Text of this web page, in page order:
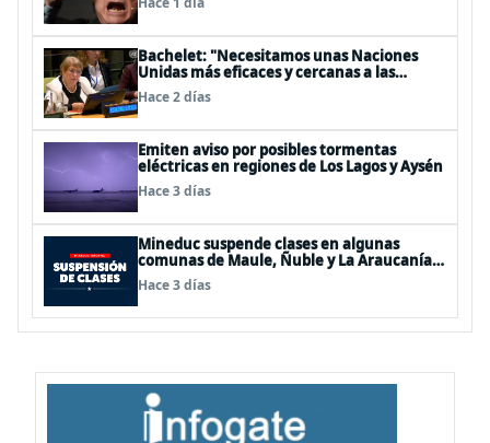
Bachelet: "Necesitamos unas Naciones
Unidas más eficaces y cercanas a las
personas"
Hace 2 días
Emiten aviso por posibles tormentas
eléctricas en regiones de Los Lagos y Aysén
Hace 3 días
Mineduc suspende clases en algunas
comunas de Maule, Ñuble y La Araucanía
para este lunes
Hace 3 días